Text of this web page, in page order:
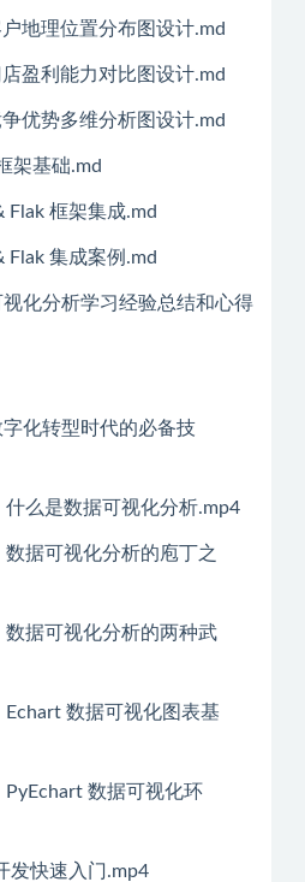
地理位置分布图设计.md
盈利能力对比图设计.md
优势多维分析图设计.md
架基础.md
Flak 框架集成.md
Flak 集成案例.md
化分析学习经验总结和心得
化转型时代的必备技
么是数据可视化分析.mp4
据可视化分析的庖丁之
据可视化分析的两种武
数据可视化图表基
数据可视化环
发快速入门.mp4